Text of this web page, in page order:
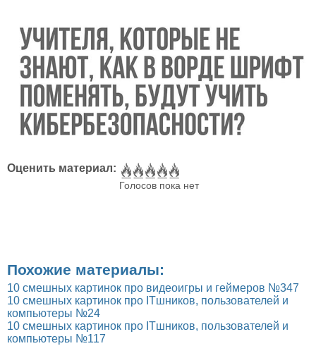
Оценить материал:
Голосов пока нет
Похожие материалы:
10 смешных картинок про видеоигры и геймеров №347
10 смешных картинок про ITшников, пользователей и
компьютеры №24
10 смешных картинок про ITшников, пользователей и
компьютеры №117